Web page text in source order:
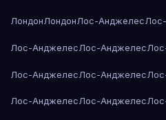
ЛондонЛондонЛос-Анджелес
Лос-АнджелесЛос-Анджелес
Лос-АнджелесЛос-Анджелес
Лос-АнджелесЛос-Анджелес